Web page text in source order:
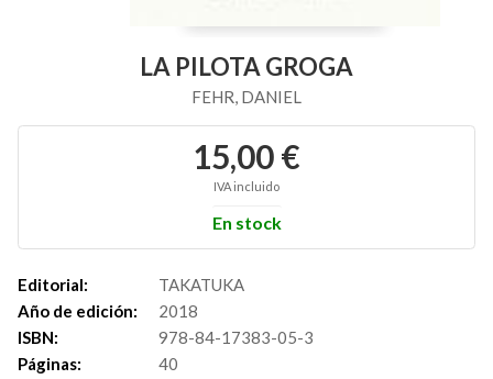
LA PILOTA GROGA
FEHR, DANIEL
15,00 €
IVA incluido
En stock
Editorial:
TAKATUKA
Año de edición:
2018
ISBN:
978-84-17383-05-3
Páginas:
40